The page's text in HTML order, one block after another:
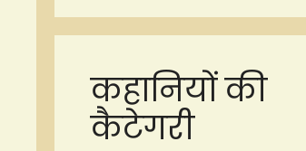
कहानियों की
कैटेगरी